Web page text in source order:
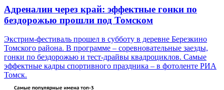
Адреналин через край: эффектные гонки по
бездорожью прошли под Томском
Экстрим-фестиваль прошел в субботу в деревне Березкино
Томского района. В программе – соревновательные заезды,
гонки по бездорожью и тест-драйвы квадроциклов. Самые
эффектные кадры спортивного праздника – в фотоленте РИА
Томск.